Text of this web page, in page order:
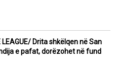
LEAGUE/ Drita shkëlqen në San
e pafat, dorëzohet në fund